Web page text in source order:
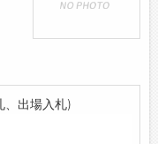
、出場入札)